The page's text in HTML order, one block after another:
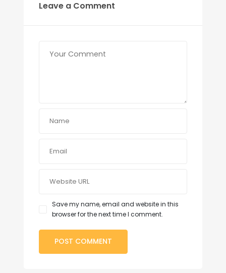
Leave a Comment
Save my name, email and website in this
browser for the next time I comment.